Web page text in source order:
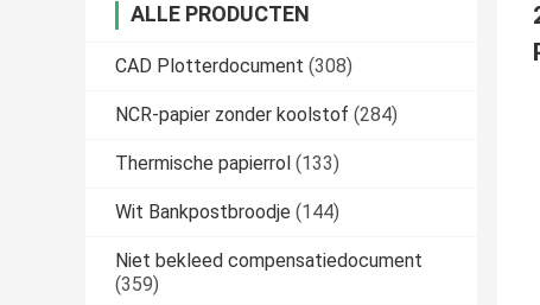
ALLE PRODUCTEN
CAD Plotterdocument (308)
NCR-papier zonder koolstof (284)
Thermische papierrol (133)
Wit Bankpostbroodje (144)
Niet bekleed compensatiedocument
(359)